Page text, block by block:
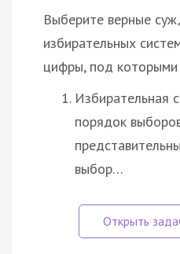
Выберите верные
избирательных
цифры, под которыми
Избирательная
порядок
выбор…